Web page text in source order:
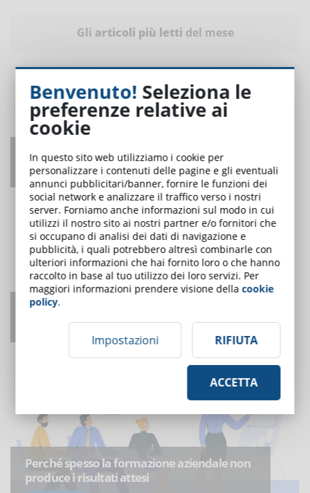
Gli articoli più letti del mese
Coordinatore per la sicurezza nei cantieri:
obblighi formativi
UNO DEI PIÙ LETTI
Come adattarsi agli agenti di intelligenza
artificiale?
Perché spesso la formazione aziendale non
produce i risultati attesi
Benvenuto! Seleziona le
preferenze relative ai
cookie
In questo sito web utilizziamo i cookie per
personalizzare i contenuti delle pagine e gli eventuali
annunci pubblicitari/banner, fornire le funzioni dei
social network e analizzare il traffico verso i nostri
server. Forniamo anche informazioni sul modo in cui
utilizzi il nostro sito ai nostri partner e/o fornitori che
si occupano di analisi dei dati di navigazione e
pubblicità, i quali potrebbero altresì combinarle con
ulteriori informazioni che hai fornito loro o che hanno
raccolto in base al tuo utilizzo dei loro servizi. Per
maggiori informazioni prendere visione dellacookie
policy.
Impostazioni RIFIUTA
ACCETTA